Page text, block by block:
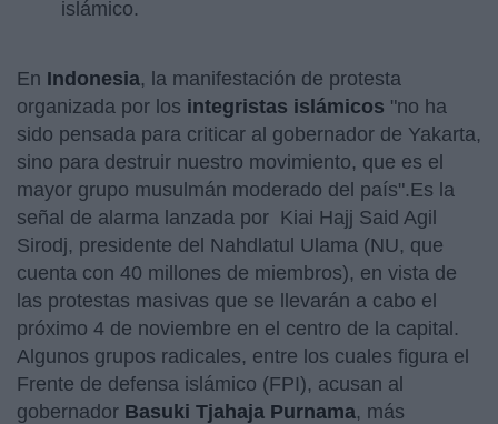
islámico.
En Indonesia, la manifestación de protesta
organizada por los integristas islámicos "no ha
sido pensada para criticar al gobernador de Yakarta,
sino para destruir nuestro movimiento, que es el
mayor grupo musulmán moderado del país".Es la
señal de alarma lanzada por Kiai Hajj Said Agil
Sirodj, presidente del Nahdlatul Ulama (NU, que
cuenta con 40 millones de miembros), en vista de
las protestas masivas que se llevarán a cabo el
próximo 4 de noviembre en el centro de la capital.
Algunos grupos radicales, entre los cuales figura el
Frente de defensa islámico (FPI), acusan al
gobernador Basuki Tjahaja Purnama, más